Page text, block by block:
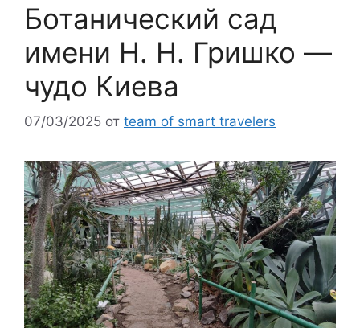
Ботанический сад
имени Н. Н. Гришко —
чудо Киева
07/03/2025 от team of smart travelers